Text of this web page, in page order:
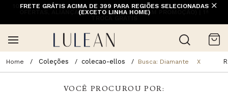
10% OFF NA 1ª COMPRA COM CUPOM PRIMEIRACOMPRA (EXCETO
OFERTAS, ALIANÇAS, RELÓGIOS E ITENS EM PROMOÇÃO) | 1ª
FRETE GRÁTIS ACIMA DE 399 PARA REGIÕES SELECIONADAS
(EXCETO LINHA HOME)
Coleções colecao-ellos Busca: Diamante X
VOCÊ PROCUROU POR: